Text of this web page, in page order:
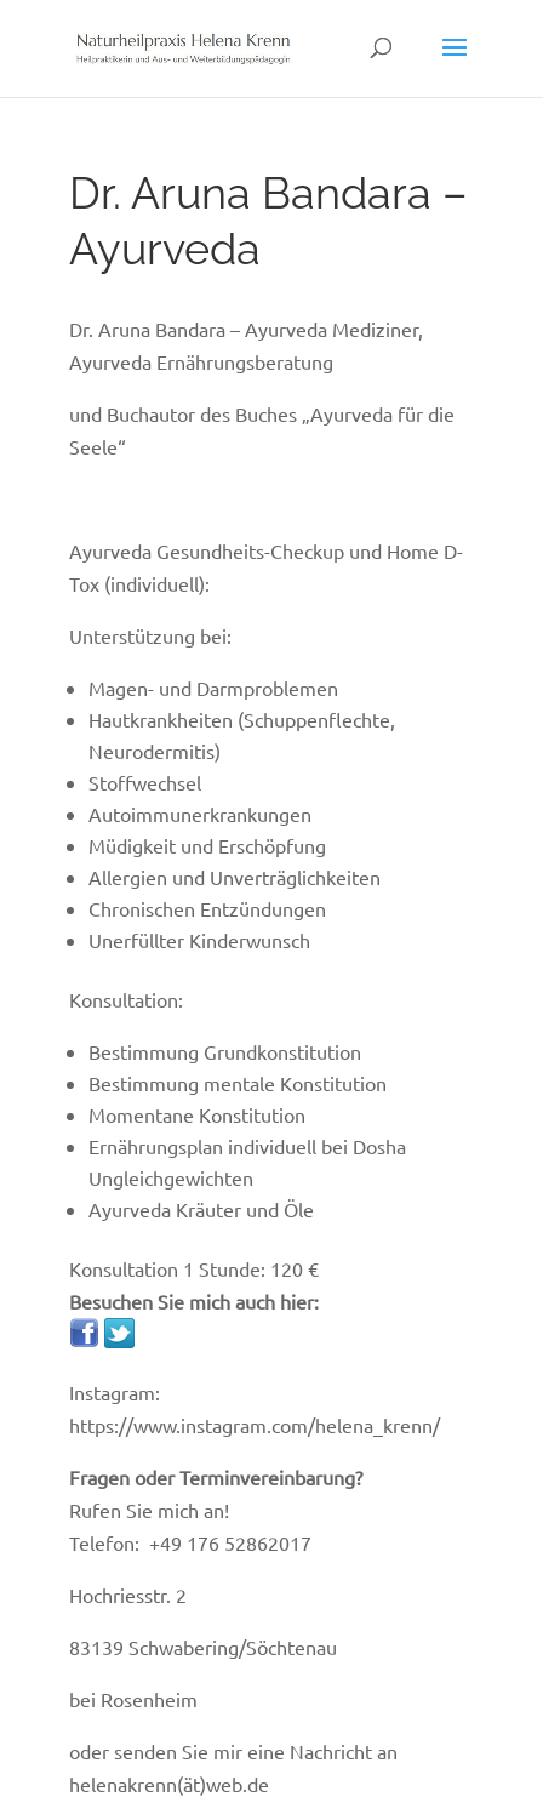
Dr. Aruna Bandara –
Ayurveda
Dr. Aruna Bandara – Ayurveda Mediziner,
Ayurveda Ernährungsberatung
und Buchautor des Buches „Ayurveda für die
Seele“
Ayurveda Gesundheits-Checkup und Home D-
Tox (individuell):
Unterstützung bei:
Magen- und Darmproblemen
Hautkrankheiten (Schuppenflechte,
Neurodermitis)
Stoffwechsel
Autoimmunerkrankungen
Müdigkeit und Erschöpfung
Allergien und Unverträglichkeiten
Chronischen Entzündungen
Unerfüllter Kinderwunsch
Konsultation:
Bestimmung Grundkonstitution
Bestimmung mentale Konstitution
Momentane Konstitution
Ernährungsplan individuell bei Dosha
Ungleichgewichten
Ayurveda Kräuter und Öle
Konsultation 1 Stunde: 120 €
Besuchen Sie mich auch hier:
Instagram:
https://www.instagram.com/helena_krenn/
Fragen oder Terminvereinbarung?
Rufen Sie mich an!
Telefon: +49 176 52862017
Hochriesstr. 2
83139 Schwabering/Söchtenau
bei Rosenheim
oder senden Sie mir eine Nachricht an
helenakrenn(ät)web.de